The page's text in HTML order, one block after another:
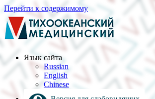
Перейти к содержимому
Язык cайта
Russian
English
Chinese